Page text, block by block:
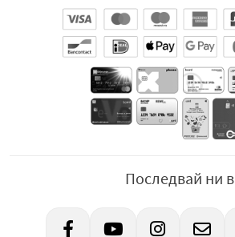
Последвай ни в